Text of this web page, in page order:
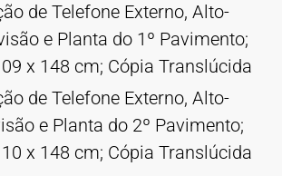
de Telefone Externo, Alto-
e Planta do 1º Pavimento;
x 148 cm; Cópia Translúcida
de Telefone Externo, Alto-
e Planta do 2º Pavimento;
x 148 cm; Cópia Translúcida